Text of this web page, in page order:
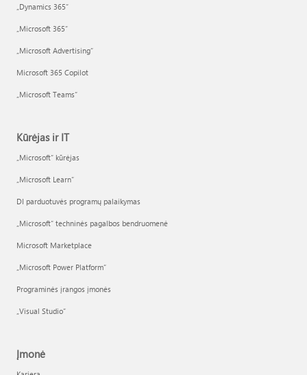
„Dynamics 365“
„Microsoft 365“
„Microsoft Advertising“
Microsoft 365 Copilot
„Microsoft Teams“
Kūrėjas ir IT
„Microsoft“ kūrėjas
„Microsoft Learn“
DI parduotuvės programų palaikymas
„Microsoft“ techninės pagalbos bendruomenė
Microsoft Marketplace
„Microsoft Power Platform“
Programinės įrangos įmonės
„Visual Studio“
Įmonė